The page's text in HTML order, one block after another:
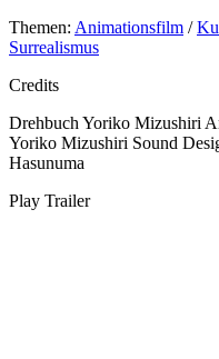
Themen: Animationsfilm /
Surrealismus
Credits
Drehbuch Yoriko Mizushiri
Yoriko Mizushiri Sound
Hasunuma
Play Trailer